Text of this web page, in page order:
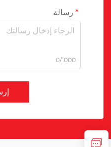
رسالة
0/1000